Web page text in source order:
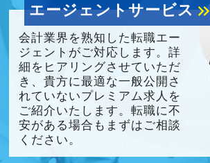
エージェントサービスkeyboard_double_arrow_right
会計業界を熟知した転職エー
ジェントがご対応します。詳
細をヒアリングさせていただ
き、貴方に最適な一般公開さ
れていないプレミアム求人を
ご紹介いたします。転職に不
安がある場合もまずはご相談
ください。